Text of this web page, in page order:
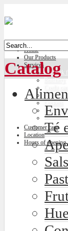
Home
Our Products
Services
Car park
Butchery
Credit
Freshly
Lockers
Climate
Customer care
Location
Hours of opening
Catalog
Té